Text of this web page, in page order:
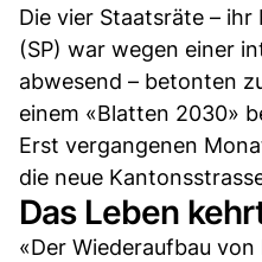
Die vier Staatsräte – ihr
(SP) war wegen einer
abwesend – betonten
einem «Blatten 2030»
Erst vergangenen
die neue
Das Leben
«Der Wiederaufbau